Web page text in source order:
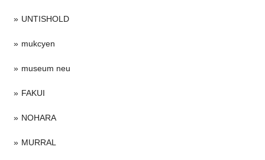
UNTISHOLD
mukcyen
museum neu
FAKUI
NOHARA
MURRAL